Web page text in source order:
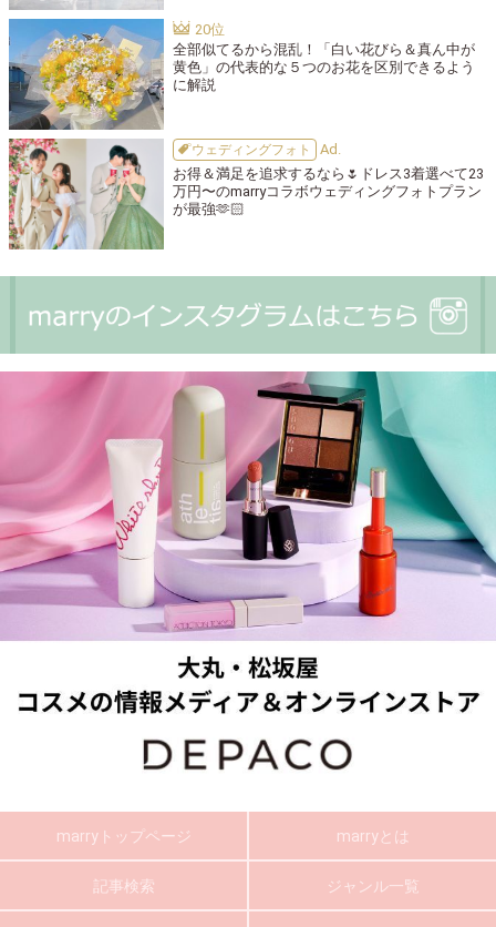
全部似てるから混乱！「白い花びら＆真ん中が
黄色」の代表的な５つのお花を区別できるよう
に解説
ウェディングフォト
お得＆満足を追求するなら🌷ドレス3着選べて23
万円〜のmarryコラボウェディングフォトプラン
が最強🫶🏻
marryトップページ marryとは
記事検索 ジャンル一覧